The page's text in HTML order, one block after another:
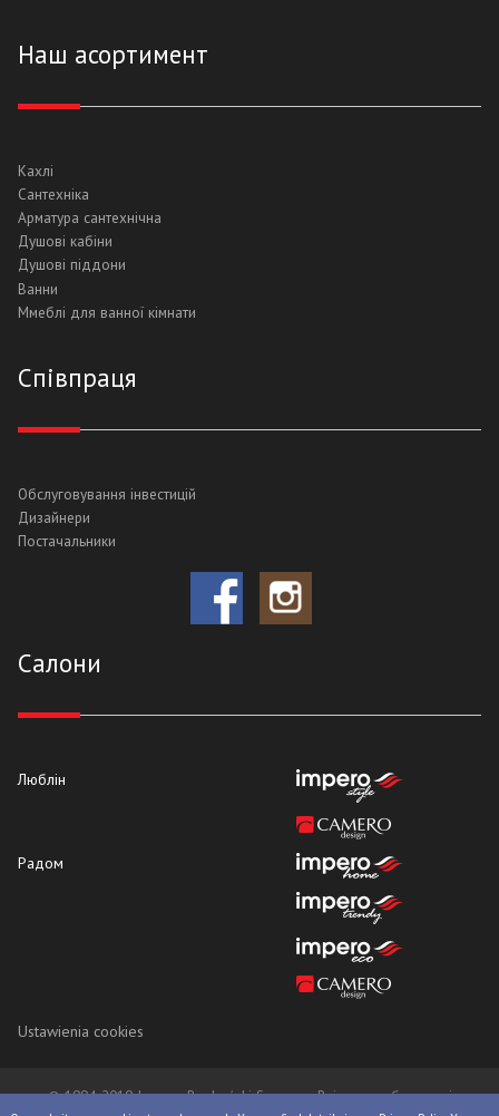
Hаш асортимент
Кахлі
Cантехніка
Aрматура сантехнічна
Душові кабіни
Душові піддони
Ванни
Ммеблі для ванної кімнати
Cпівпраця
Обслуговування інвестицій
Дизайнери
Постачальники
Cалони
Люблін
Радом
Ustawienia cookies
© 1994-2019 Impero Bocheński Sp. z o.o. Всі права збережені